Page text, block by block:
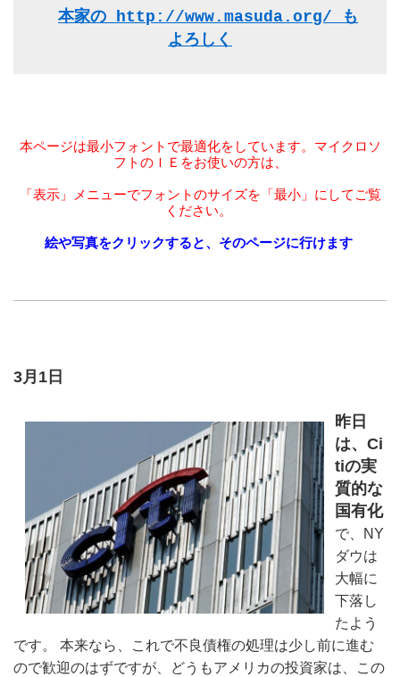
本家の http://www.masuda.org/ も
よろしく
本ページは最小フォントで最適化をしています。マイクロソ
フトのＩＥをお使いの方は、
「表示」メニューでフォントのサイズを「最小」にしてご覧
ください。
絵や写真をクリックすると、そのページに行けます
3月1日
昨日
は、Ci
tiの実
質的な
国有化
で、NY
ダウは
大幅に
下落し
たよう
です。 本来なら、これで不良債権の処理は少し前に進む
ので歓迎のはずですが、どうもアメリカの投資家は、この